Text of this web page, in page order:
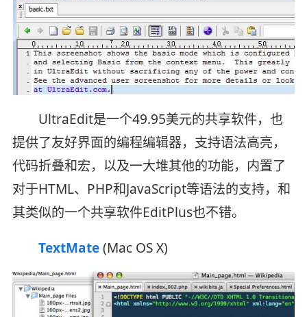
UltraEdit是一个49.95美元的共享软件，也
提供了友好界面的编程编辑器，支持语法高亮，
代码折叠和宏，以及一大堆其他的功能，内置了
对于HTML、PHP和JavaScript等语法的支持，和
其类似的一个共享软件EditPlus也不错。
TextMate(Mac OS X)